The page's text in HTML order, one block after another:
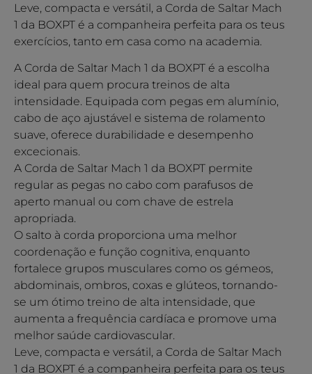
Leve, compacta e versátil, a Corda de Saltar Mach
1 da BOXPT é a companheira perfeita para os teus
exercícios, tanto em casa como na academia.
A Corda de Saltar Mach 1 da BOXPT é a escolha
ideal para quem procura treinos de alta
intensidade. Equipada com pegas em alumínio,
cabo de aço ajustável e sistema de rolamento
suave, oferece durabilidade e desempenho
excecionais.
A Corda de Saltar Mach 1 da BOXPT permite
regular as pegas no cabo com parafusos de
aperto manual ou com chave de estrela
apropriada.
O salto à corda proporciona uma melhor
coordenação e função cognitiva, enquanto
fortalece grupos musculares como os gémeos,
abdominais, ombros, coxas e glúteos, tornando-
se um ótimo treino de alta intensidade, que
aumenta a frequência cardíaca e promove uma
melhor saúde cardiovascular.
Leve, compacta e versátil, a Corda de Saltar Mach
1 da BOXPT é a companheira perfeita para os teus